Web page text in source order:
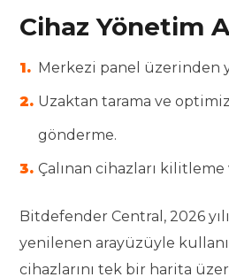
Cihaz Yönetim
Merkezi panel üzerinden
Uzaktan tarama ve
gönderme.
Çalınan cihazları
Bitdefender Central, 2026
yenilenen arayüzüyle
cihazlarını tek bir harita